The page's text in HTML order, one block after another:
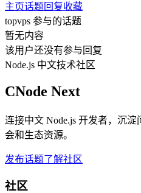
主页话题回复收藏
topvps 参与的话题
暂无内容
该用户还没有参与回复
Node.js 中文技术社区
CNode Next
连接中文 Node.js 开发者，沉
会和生态资源。
发布话题了解社区
社区